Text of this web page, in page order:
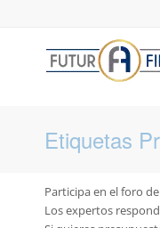
Etiquetas
Participa en el foro
Los expertos